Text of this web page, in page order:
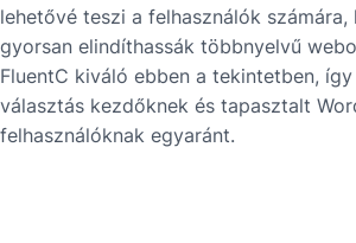
lehetővé teszi a felhasználók számára,
gyorsan elindíthassák többnyelvű
FluentC kiváló ebben a tekintetben,
választás kezdőknek és tapasztalt
felhasználóknak egyaránt.